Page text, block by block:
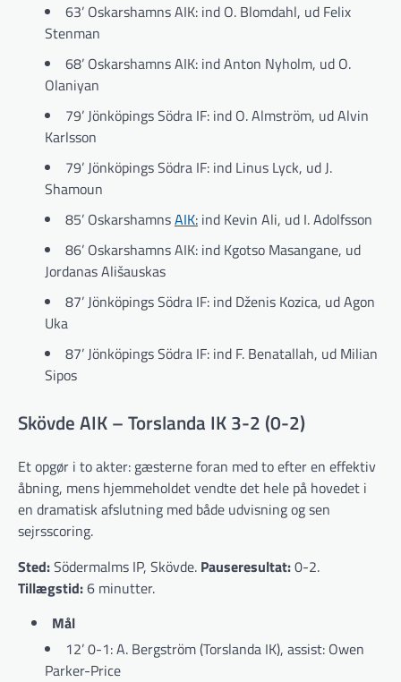
63’ Oskarshamns AIK: ind O. Blomdahl, ud Felix
Stenman
68’ Oskarshamns AIK: ind Anton Nyholm, ud O.
Olaniyan
79’ Jönköpings Södra IF: ind O. Almström, ud Alvin
Karlsson
79’ Jönköpings Södra IF: ind Linus Lyck, ud J.
Shamoun
85’ OskarshamnsAIK: ind Kevin Ali, ud I. Adolfsson
86’ Oskarshamns AIK: ind Kgotso Masangane, ud
Jordanas Ališauskas
87’ Jönköpings Södra IF: ind Dženis Kozica, ud Agon
Uka
87’ Jönköpings Södra IF: ind F. Benatallah, ud Milian
Sipos
Skövde AIK – Torslanda IK 3-2 (0-2)
Et opgør i to akter: gæsterne foran med to efter en effektiv
åbning, mens hjemmeholdet vendte det hele på hovedet i
en dramatisk afslutning med både udvisning og sen
sejrsscoring.
Sted:Södermalms IP, Skövde. Pauseresultat:0-2.
Tillægstid:6 minutter.
Mål
12’ 0-1: A. Bergström (Torslanda IK), assist: Owen
Parker-Price